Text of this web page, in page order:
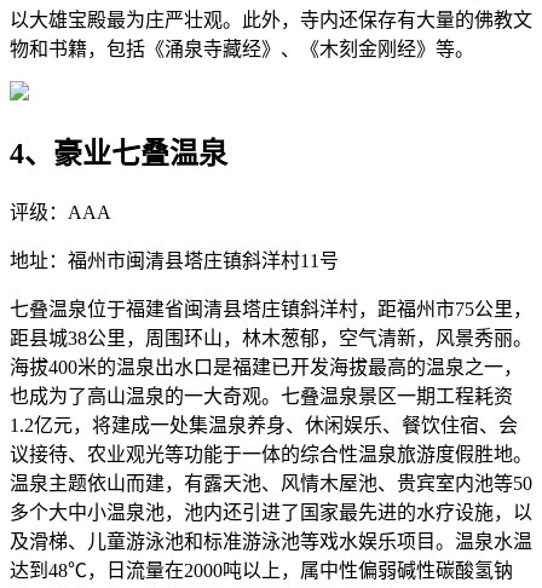
以大雄宝殿最为庄严壮观。此外，寺内还保存有大量的佛教文
物和书籍，包括《涌泉寺藏经》、《木刻金刚经》等。
4、豪业七叠温泉
评级：AAA
地址：福州市闽清县塔庄镇斜洋村11号
七叠温泉位于福建省闽清县塔庄镇斜洋村，距福州市75公里，
距县城38公里，周围环山，林木葱郁，空气清新，风景秀丽。
海拔400米的温泉出水口是福建已开发海拔最高的温泉之一，
也成为了高山温泉的一大奇观。七叠温泉景区一期工程耗资
1.2亿元，将建成一处集温泉养身、休闲娱乐、餐饮住宿、会
议接待、农业观光等功能于一体的综合性温泉旅游度假胜地。
温泉主题依山而建，有露天池、风情木屋池、贵宾室内池等50
多个大中小温泉池，池内还引进了国家最先进的水疗设施，以
及滑梯、儿童游泳池和标准游泳池等戏水娱乐项目。温泉水温
达到48℃，日流量在2000吨以上，属中性偏弱碱性碳酸氢钠